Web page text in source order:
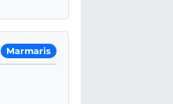
Marmaris